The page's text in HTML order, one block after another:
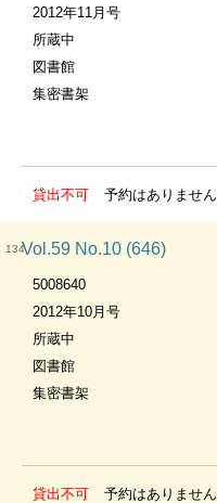
2012年11月号
所蔵中
図書館
集密書架
貸出不可 予約はありません
134Vol.59 No.10 (646)
5008640
2012年10月号
所蔵中
図書館
集密書架
貸出不可 予約はありません